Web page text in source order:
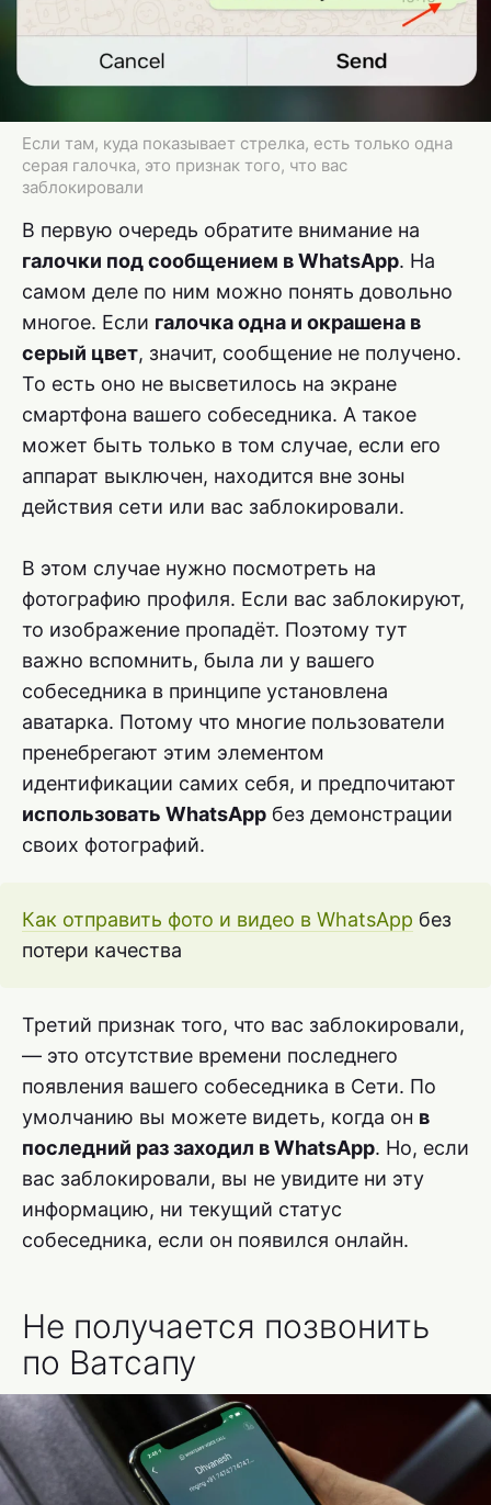
Если там, куда показывает стрелка, есть только одна
серая галочка, это признак того, что вас
заблокировали
В первую очередь обратите внимание на
галочки под сообщением в WhatsApp. На
самом деле по ним можно понять довольно
многое. Если галочка одна и окрашена в
серый цвет, значит, сообщение не получено.
То есть оно не высветилось на экране
смартфона вашего собеседника. А такое
может быть только в том случае, если его
аппарат выключен, находится вне зоны
действия сети или вас заблокировали.
В этом случае нужно посмотреть на
фотографию профиля. Если вас заблокируют,
то изображение пропадёт. Поэтому тут
важно вспомнить, была ли у вашего
собеседника в принципе установлена
аватарка. Потому что многие пользователи
пренебрегают этим элементом
идентификации самих себя, и предпочитают
использовать WhatsApp без демонстрации
своих фотографий.
Как отправить фото и видео в WhatsApp без
потери качества
Третий признак того, что вас заблокировали,
— это отсутствие времени последнего
появления вашего собеседника в Сети. По
умолчанию вы можете видеть, когда он в
последний раз заходил в WhatsApp. Но, если
вас заблокировали, вы не увидите ни эту
информацию, ни текущий статус
собеседника, если он появился онлайн.
Не получается позвонить
по Ватсапу